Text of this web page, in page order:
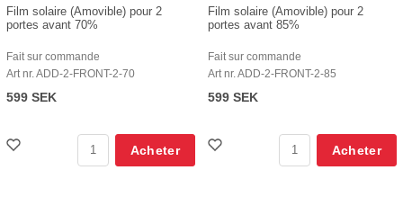
Film solaire (Amovible) pour 2
portes avant 70%
Fait sur commande
Art nr. ADD-2-FRONT-2-70
599 SEK
Acheter
Film solaire (Amovible) pour 2
portes avant 85%
Fait sur commande
Art nr. ADD-2-FRONT-2-85
599 SEK
Acheter